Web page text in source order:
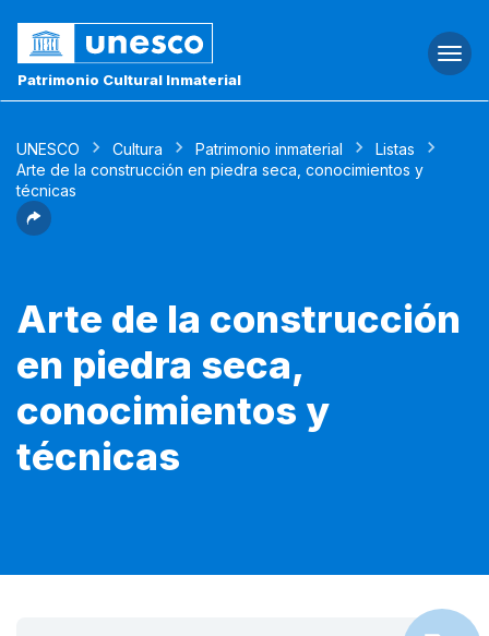
Patrimonio Cultural Inmaterial
UNESCO Cultura Patrimonio inmaterial
Listas
Arte de la construcción en piedra seca, conocimientos y
técnicas
Arte de la construcción
en piedra seca,
conocimientos y
técnicas